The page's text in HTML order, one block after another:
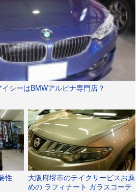
シーはBMWアルピナ専門店？
性
大阪府堺市のテイクサービスお薦
めの ラフィナート ガラスコーテ